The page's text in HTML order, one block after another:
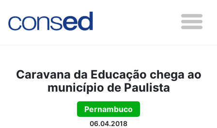
Caravana da Educação chega ao
município de Paulista
Pernambuco
06.04.2018